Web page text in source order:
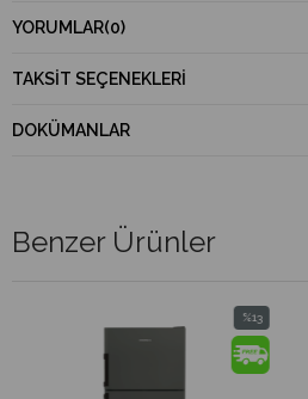
YORUMLAR(0)
TAKSIT SEÇENEKLERI
DOKÜMANLAR
Benzer Ürünler
İndirim